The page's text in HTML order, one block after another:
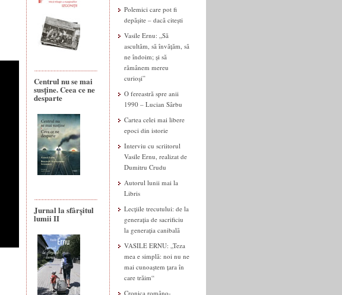
Centrul nu se mai
susține. Ceea ce ne
desparte
Jurnal la sfârșitul
lumii II
Polemici care pot fi
depășite – dacă citești
Vasile Ernu: „Să
ascultăm, să învățăm, să
ne îndoim; și să
rămânem mereu
curioși”
O fereastră spre anii
1990 – Lucian Sârbu
Cartea celei mai libere
epoci din istorie
Interviu cu scriitorul
Vasile Ernu, realizat de
Dumitru Crudu
Autorul lunii mai la
Libris
Lecțiile trecutului: de la
generația de sacrificiu
la generația canibală
VASILE ERNU: „Teza
mea e simplă: noi nu ne
mai cunoaștem țara în
care trăim“
Cronica româno-